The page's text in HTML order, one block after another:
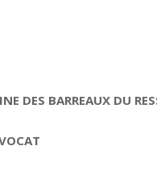
DES BARREAUX DU